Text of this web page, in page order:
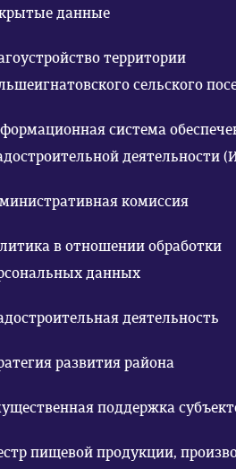
данные
территории
сельского
система
деятельности
комиссия
в отношении обработки
данных
деятельность
развития района
поддержка
пищевой продукции,